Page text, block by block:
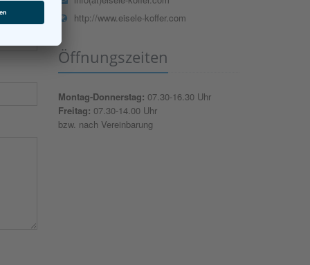
http://www.eisele-koffer.com
Öffnungszeiten
Montag-Donnerstag: 07.30-16.30 Uhr
Freitag: 07.30-14.00 Uhr
bzw. nach Vereinbarung